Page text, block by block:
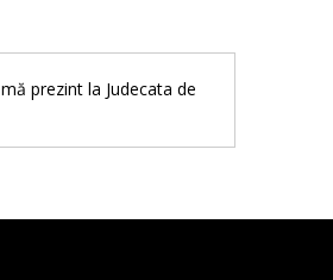
prezint la Judecata de